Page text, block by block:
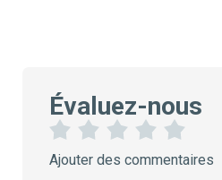
Évaluez-nous
É
É
É
É
É
Ajouter des commentaires